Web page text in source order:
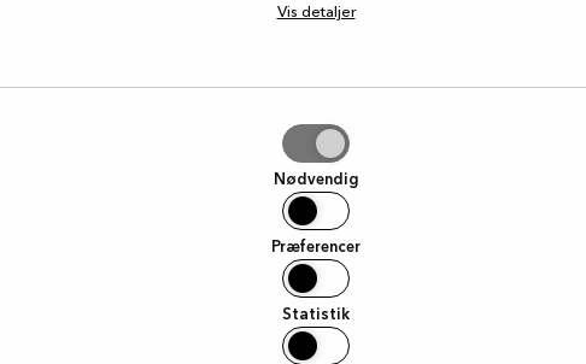
Vis detaljer
Nødvendig
Præferencer
Statistik